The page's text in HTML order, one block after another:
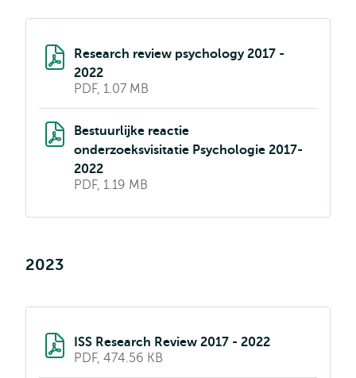
Research review psychology 2017 -
2022
PDF, 1.07 MB
Bestuurlijke reactie
onderzoeksvisitatie Psychologie 2017-
2022
PDF, 1.19 MB
2023
ISS Research Review 2017 - 2022
PDF, 474.56 KB